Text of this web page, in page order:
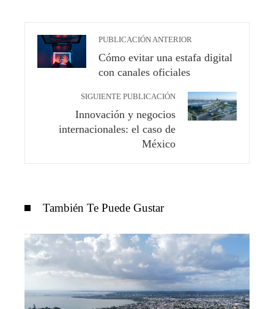
PUBLICACIÓN ANTERIOR
Cómo evitar una estafa digital
con canales oficiales
SIGUIENTE PUBLICACIÓN
Innovación y negocios
internacionales: el caso de
México
También Te Puede Gustar